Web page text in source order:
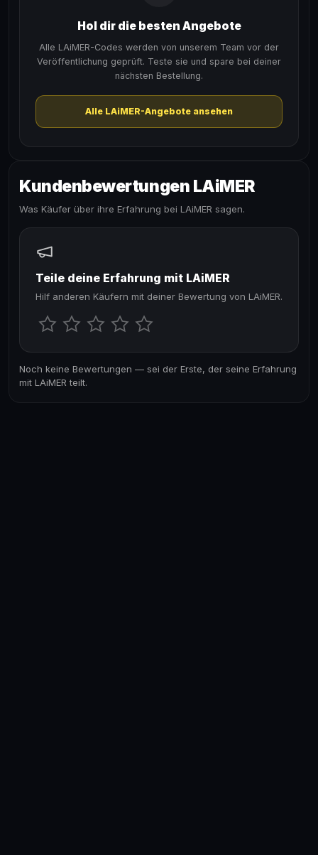
Hol dir die besten Angebote
Alle LAiMER-Codes werden von unserem Team vor der
Veröffentlichung geprüft. Teste sie und spare bei deiner
nächsten Bestellung.
Alle LAiMER-Angebote ansehen
Kundenbewertungen LAiMER
Was Käufer über ihre Erfahrung bei LAiMER sagen.
Teile deine Erfahrung mit LAiMER
Hilf anderen Käufern mit deiner Bewertung von LAiMER.
Noch keine Bewertungen — sei der Erste, der seine Erfahrung
mit LAiMER teilt.